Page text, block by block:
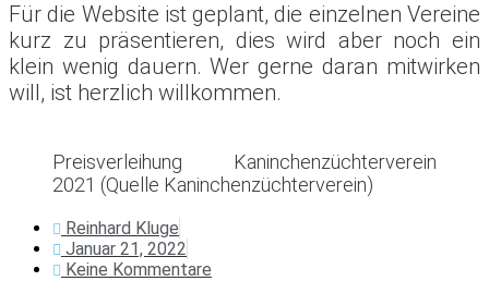
Für die Website ist geplant, die einzelnen Vereine
kurz zu präsentieren, dies wird aber noch ein
klein wenig dauern. Wer gerne daran mitwirken
will, ist herzlich willkommen.
Preisverleihung Kaninchenzüchterverein
2021 (Quelle Kaninchenzüchterverein)
Reinhard Kluge
Januar 21, 2022
Keine Kommentare